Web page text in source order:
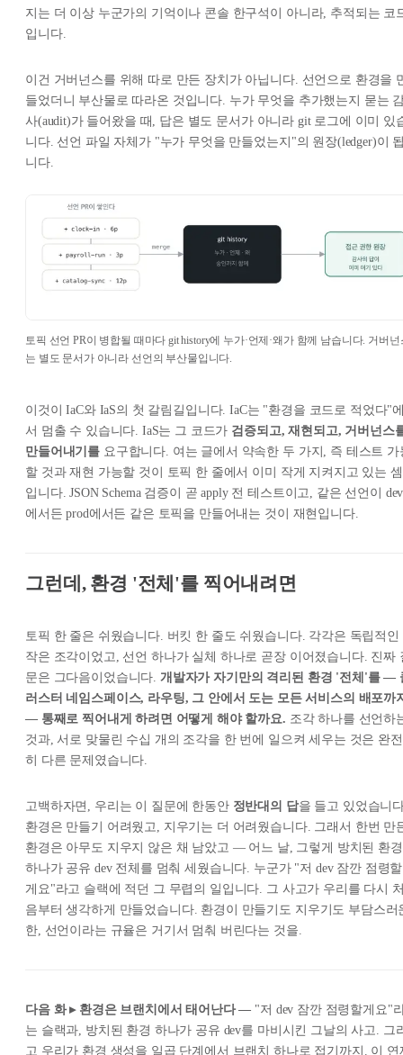
지는 더 이상 누군가의 기억이나 콘솔 한구석이 아니라, 추적되는 코
입니다.
이건 거버넌스를 위해 따로 만든 장치가 아닙니다. 선언으로 환경을
들었더니 부산물로 따라온 것입니다. 누가 무엇을 추가했는지 묻는
사(audit)가 들어왔을 때, 답은 별도 문서가 아니라 git 로그에 이미 있
니다. 선언 파일 자체가 "누가 무엇을 만들었는지"의 원장(ledger)이
니다.
토픽 선언 PR이 병합될 때마다 git history에 누가·언제·왜가 함께 남습니다. 거버넌
는 별도 문서가 아니라 선언의 부산물입니다.
이것이 IaC와 IaS의 첫 갈림길입니다. IaC는 "환경을 코드로 적었다"
서 멈출 수 있습니다. IaS는 그 코드가 검증되고, 재현되고, 거버넌스
만들어내기를 요구합니다. 여는 글에서 약속한 두 가지, 즉 테스트 가
할 것과 재현 가능할 것이 토픽 한 줄에서 이미 작게 지켜지고 있는 셈
입니다. JSON Schema 검증이 곧 apply 전 테스트이고, 같은 선언이 dev
에서든 prod에서든 같은 토픽을 만들어내는 것이 재현입니다.
그런데, 환경 '전체'를 찍어내려면
토픽 한 줄은 쉬웠습니다. 버킷 한 줄도 쉬웠습니다. 각각은 독립적인
작은 조각이었고, 선언 하나가 실체 하나로 곧장 이어졌습니다. 진짜
문은 그다음이었습니다. 개발자가 자기만의 격리된 환경 '전체'를 —
러스터 네임스페이스, 라우팅, 그 안에서 도는 모든 서비스의 배포까
— 통째로 찍어내게 하려면 어떻게 해야 할까요. 조각 하나를 선언하
것과, 서로 맞물린 수십 개의 조각을 한 번에 일으켜 세우는 것은 완전
히 다른 문제였습니다.
고백하자면, 우리는 이 질문에 한동안 정반대의 답을 들고 있었습니
환경은 만들기 어려웠고, 지우기는 더 어려웠습니다. 그래서 한번 만
환경은 아무도 지우지 않은 채 남았고 — 어느 날, 그렇게 방치된 환경
하나가 공유 dev 전체를 멈춰 세웠습니다. 누군가 "저 dev 잠깐 점령할
게요"라고 슬랙에 적던 그 무렵의 일입니다. 그 사고가 우리를 다시
음부터 생각하게 만들었습니다. 환경이 만들기도 지우기도 부담스러
한, 선언이라는 규율은 거기서 멈춰 버린다는 것을.
다음 화 ▸ 환경은 브랜치에서 태어난다 — "저 dev 잠깐 점령할게요"
는 슬랙과, 방치된 환경 하나가 공유 dev를 마비시킨 그날의 사고. 그
고 우리가 환경 생성을 일곱 단계에서 브랜치 하나로 접기까지. 이 연